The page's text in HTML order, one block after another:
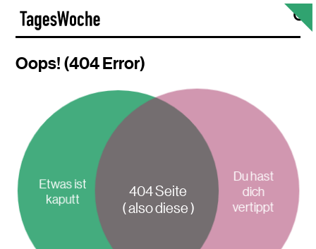
Skip
content
Oops! (404 Error)
Etwas ist
kaputt
404 Seite
( also diese )
Du hast
dich
vertippt